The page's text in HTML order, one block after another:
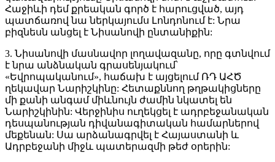
Հաջիևի դեմ քրեական գործ է հարուցված, այդ
պատճառով նա ներկայումս Լոնդոնում է: Նրա
բիզնեսն անցել է Նիսանովի ընտանիքին:
3. Նիսանովի մասնավոր լողավազանը, որը գտնվում
է նրա անձնական գրասենյակում՝
«Եվրոպականում», հաճախ է այցելում ՌԴ ԱՀԾ
ղեկավար Նարիշկինը: Հետաքննող թղթակիցները
մի քանի անգամ միևնույն ժամին նկատել են
Նարիշկինին: Վերջինիս ուղեկցել է ադրբեջանական
դեսպանության դիվանագիտական համարներով
մեքենան: Սա արձանագրվել է Հայաստանի և
Ադրբեջանի միջև պատերազմի թեժ օրերին: